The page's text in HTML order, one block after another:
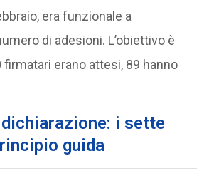
era funzionale a
di adesioni. L’obiettivo è
erano attesi, 89 hanno
i sette
guida